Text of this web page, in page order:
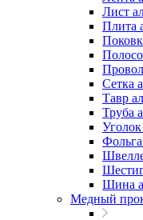
Лист
Плита
Сетка
Тавр
Труба
Шина
Медный